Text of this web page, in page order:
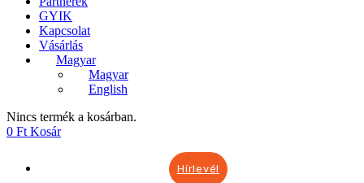
GYIK
Kapcsolat
Vásárlás
Magyar
Magyar
English
Nincs termék a kosárban.
0 Ft Kosár
Hírlevél